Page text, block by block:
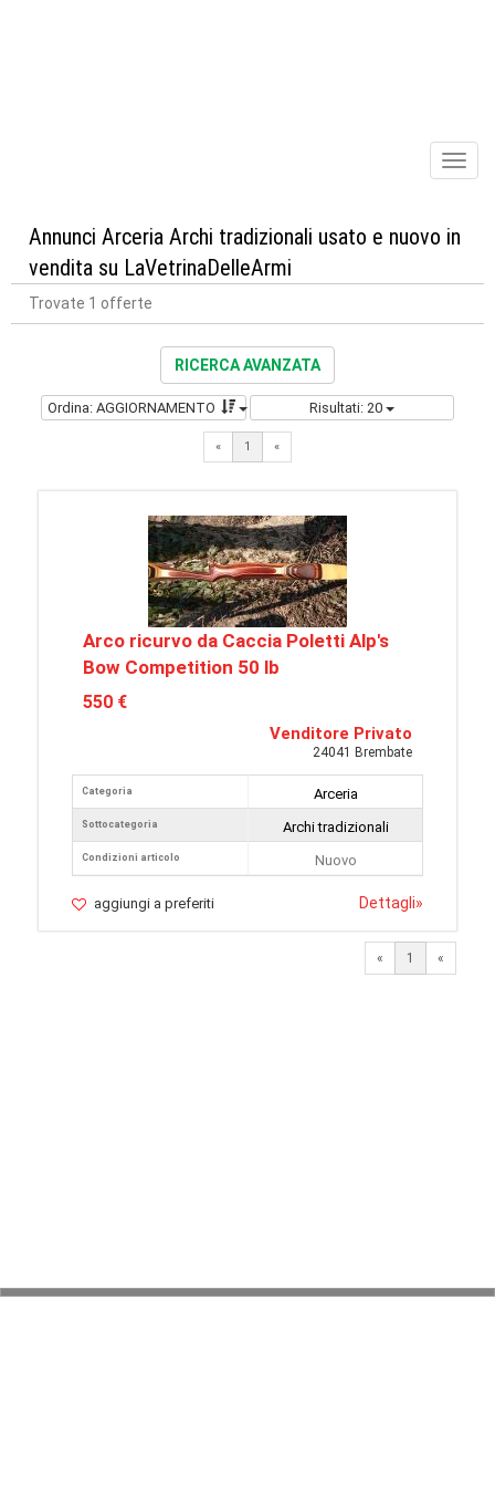
Annunci Arceria Archi tradizionali usato e nuovo in
vendita su LaVetrinaDelleArmi
Trovate 1 offerte
RICERCA AVANZATA
Ordina: AGGIORNAMENTO Risultati: 20
« 1 «
Arco ricurvo da Caccia Poletti Alp's
Bow Competition 50 lb
550 €
Venditore Privato
24041 Brembate
Categoria
Sottocategoria
Condizioni articolo
Arceria
Archi tradizionali
Nuovo
aggiungi a preferiti Dettagli»
« 1 «